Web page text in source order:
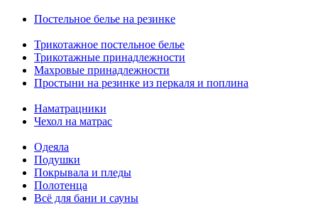
Постельное белье на резинке
Трикотажное постельное белье
Трикотажные принадлежности
Махровые принадлежности
Простыни на резинке из перкаля и поплина
Наматрацники
Чехол на матрас
Одеяла
Подушки
Покрывала и пледы
Полотенца
Всё для бани и сауны